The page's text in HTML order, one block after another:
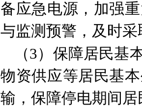
备应急电源，加强
与监测预警，及时
（3）保障居民基
物资供应等居民基
输，保障停电期间